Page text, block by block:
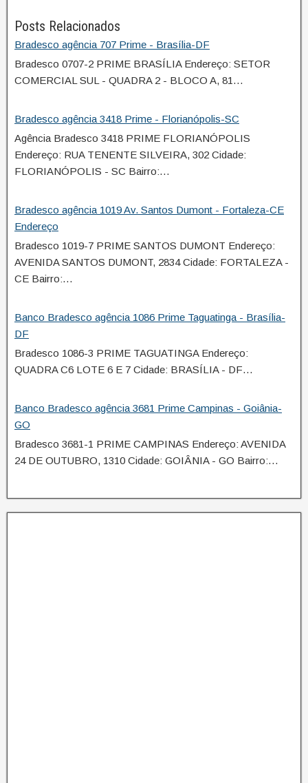
Posts Relacionados
Bradesco agência 707 Prime - Brasília-DF
Bradesco 0707-2 PRIME BRASÍLIA Endereço: SETOR
COMERCIAL SUL - QUADRA 2 - BLOCO A, 81…
Bradesco agência 3418 Prime - Florianópolis-SC
Agência Bradesco 3418 PRIME FLORIANÓPOLIS
Endereço: RUA TENENTE SILVEIRA, 302 Cidade:
FLORIANÓPOLIS - SC Bairro:…
Bradesco agência 1019 Av. Santos Dumont - Fortaleza-CE
Endereço
Bradesco 1019-7 PRIME SANTOS DUMONT Endereço:
AVENIDA SANTOS DUMONT, 2834 Cidade: FORTALEZA -
CE Bairro:…
Banco Bradesco agência 1086 Prime Taguatinga - Brasília-
DF
Bradesco 1086-3 PRIME TAGUATINGA Endereço:
QUADRA C6 LOTE 6 E 7 Cidade: BRASÍLIA - DF…
Banco Bradesco agência 3681 Prime Campinas - Goiânia-
GO
Bradesco 3681-1 PRIME CAMPINAS Endereço: AVENIDA
24 DE OUTUBRO, 1310 Cidade: GOIÂNIA - GO Bairro:…